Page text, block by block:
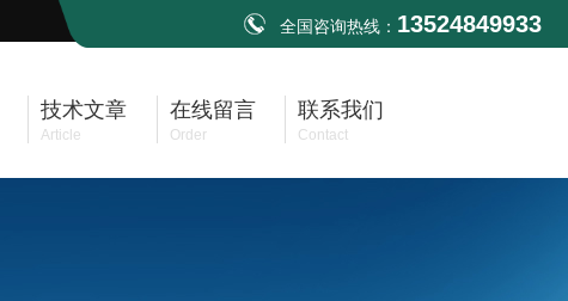
全国咨询热线： 13524849933
技术文章
Article
在线留言
Order
联系我们
Contact